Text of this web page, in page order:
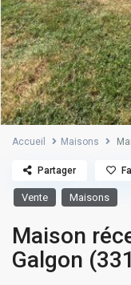
Accueil Maisons
Vente Maisons
Maison
Galgon
Partager